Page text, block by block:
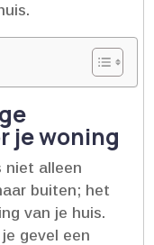
je woning
niet alleen
buiten; het
van je huis.​
gevel een